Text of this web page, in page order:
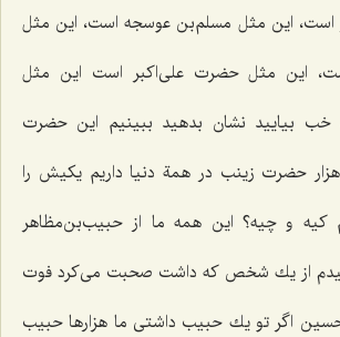
این مثل مسلم‌بن عوسجه است، این مثل
این مثل حضرت علی‌اكبر است این مثل
بیایید نشان بدهید ببینیم این حضرت
هزار حضرت زینب در همة دنیا داریم یكیش را
كیه و چیه؟ این همه ما از حبیب‌بن‌مظاهر
از یك شخص كه داشت صحبت می‌كرد فوت
اگر تو یك حبیب داشتی ما هزارها حبیب